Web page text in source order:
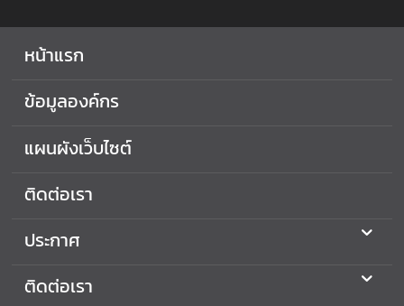
ก
า
ส่
เ
ริ
ม
ณ
ร
หน้าแรก
ข้อมูลองค์กร
แผนผังเว็บไซต์
ติดต่อเรา
ประกาศ
ติดต่อเรา